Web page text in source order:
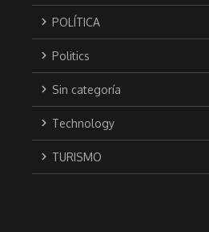
POLÍTICA
Politics
Sin categoría
Technology
TURISMO